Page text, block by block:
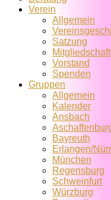
Verein
Allgemein
Satzung
Mitglied­schaft
Vorstand
Spenden
Gruppen
Allgemein
Kalender
Ansbach
Bayreuth
Erlangen/
München
Regensburg
Schweinfurt
Würzburg